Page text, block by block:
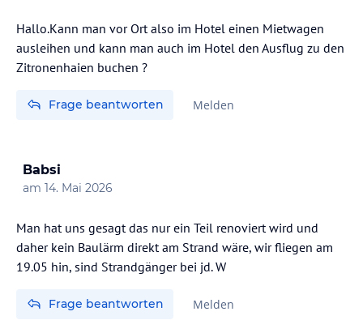
Hallo.Kann man vor Ort also im Hotel einen Mietwagen
ausleihen und kann man auch im Hotel den Ausflug zu den
Zitronenhaien buchen ?
Frage beantworten Melden
Babsi
am 14. Mai 2026
Man hat uns gesagt das nur ein Teil renoviert wird und
daher kein Baulärm direkt am Strand wäre, wir fliegen am
19.05 hin, sind Strandgänger bei jd. W
Frage beantworten Melden